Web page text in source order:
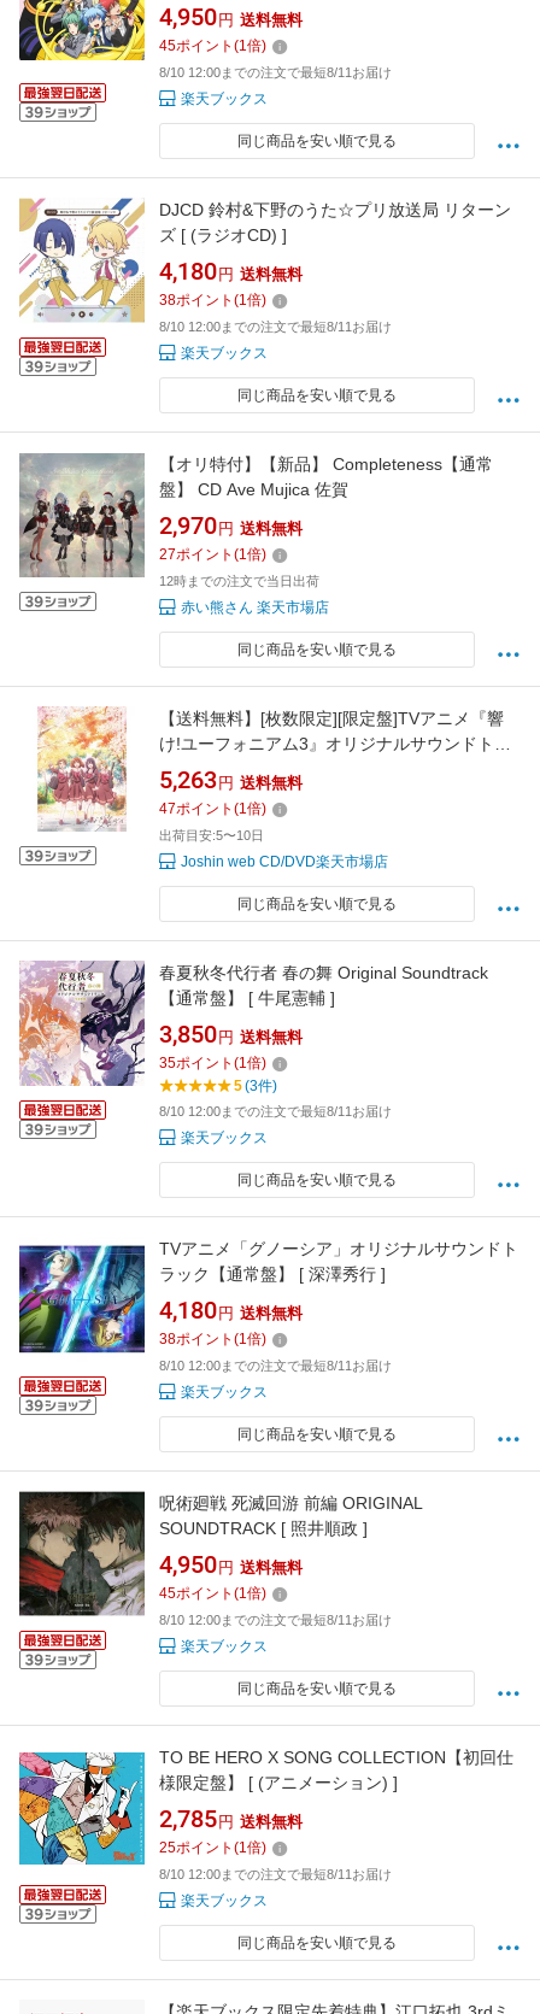
4,950 円 送料無料
45ポイント (1倍)
8/10 12:00までの注文で最短8/11お届け
楽天ブックス
同じ商品を安い順で見る
DJCD 鈴村&下野のうた☆プリ放送局 リターン
ズ [ (ラジオCD) ]
4,180 円 送料無料
38ポイント (1倍)
8/10 12:00までの注文で最短8/11お届け
楽天ブックス
同じ商品を安い順で見る
【オリ特付】【新品】 Completeness【通常
盤】 CD Ave Mujica 佐賀
2,970 円 送料無料
27ポイント (1倍)
12時までの注文で当日出荷
赤い熊さん 楽天市場店
同じ商品を安い順で見る
【送料無料】[枚数限定][限定盤]TVアニメ『響
け!ユーフォニアム3』オリジナルサウンドトラ
ック(初回限定盤)/松田彬人[CD]【返品種別A】
5,263 円 送料無料
47ポイント (1倍)
出荷目安:5〜10日
Joshin web CD/DVD楽天市場店
同じ商品を安い順で見る
春夏秋冬代行者 春の舞 Original Soundtrack
【通常盤】 [ 牛尾憲輔 ]
3,850 円 送料無料
35ポイント (1倍)
5(3件)
8/10 12:00までの注文で最短8/11お届け
楽天ブックス
同じ商品を安い順で見る
TVアニメ「グノーシア」オリジナルサウンドト
ラック【通常盤】 [ 深澤秀行 ]
4,180 円 送料無料
38ポイント (1倍)
8/10 12:00までの注文で最短8/11お届け
楽天ブックス
同じ商品を安い順で見る
呪術廻戦 死滅回游 前編 ORIGINAL
SOUNDTRACK [ 照井順政 ]
4,950 円 送料無料
45ポイント (1倍)
8/10 12:00までの注文で最短8/11お届け
楽天ブックス
同じ商品を安い順で見る
TO BE HERO X SONG COLLECTION【初回仕
様限定盤】 [ (アニメーション) ]
2,785 円 送料無料
25ポイント (1倍)
8/10 12:00までの注文で最短8/11お届け
楽天ブックス
同じ商品を安い順で見る